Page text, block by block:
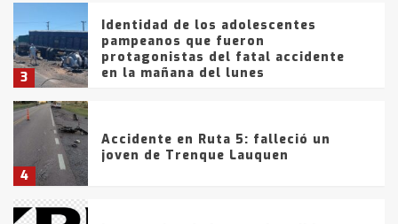
3
Identidad de los adolescentes
pampeanos que fueron
protagonistas del fatal accidente
en la mañana del lunes
4
Accidente en Ruta 5: falleció un
joven de Trenque Lauquen